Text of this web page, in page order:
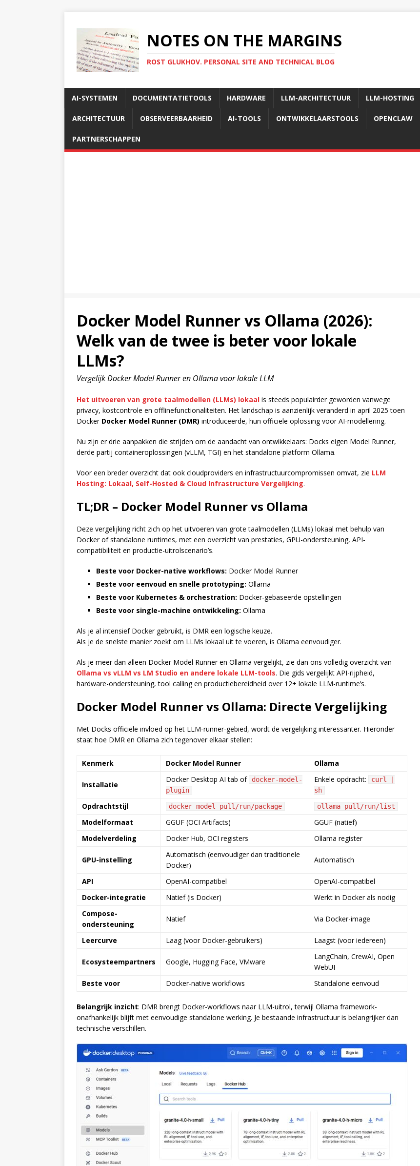
NOTES ON THE MARGINS
ROST GLUKHOV. PERSONAL SITE AND TECHNICAL BLOG
AI-SYSTEMEN DOCUMENTATIETOOLS HARDWARE LLM-ARCHITECTUUR LLM-HOSTING
ARCHITECTUUR OBSERVEERBAARHEID AI-TOOLS ONTWIKKELAARSTOOLS OPENCLAW
PARTNERSCHAPPEN
Docker Model Runner vs Ollama (2026):
Welk van de twee is beter voor lokale
LLMs?
Vergelijk Docker Model Runner en Ollama voor lokale LLM
Het uitvoeren van grote taalmodellen (LLMs) lokaal is steeds populairder geworden vanwege
privacy, kostcontrole en offlinefunctionaliteiten. Het landschap is aanzienlijk veranderd in april 2025 toen
Docker Docker Model Runner (DMR) introduceerde, hun officiële oplossing voor AI-modellering.
Nu zijn er drie aanpakken die strijden om de aandacht van ontwikkelaars: Docks eigen Model Runner,
derde partij containeroplossingen (vLLM, TGI) en het standalone platform Ollama.
Voor een breder overzicht dat ook cloudproviders en infrastructuurcompromissen omvat, zie LLM
Hosting: Lokaal, Self-Hosted & Cloud Infrastructure Vergelijking.
TL;DR – Docker Model Runner vs Ollama
Deze vergelijking richt zich op het uitvoeren van grote taalmodellen (LLMs) lokaal met behulp van
Docker of standalone runtimes, met een overzicht van prestaties, GPU-ondersteuning, API-
compatibiliteit en productie-uitrolscenario’s.
Beste voor Docker-native workflows: Docker Model Runner
Beste voor eenvoud en snelle prototyping: Ollama
Beste voor Kubernetes & orchestration: Docker-gebaseerde opstellingen
Beste voor single-machine ontwikkeling: Ollama
Als je al intensief Docker gebruikt, is DMR een logische keuze.
Als je de snelste manier zoekt om LLMs lokaal uit te voeren, is Ollama eenvoudiger.
Als je meer dan alleen Docker Model Runner en Ollama vergelijkt, zie dan ons volledig overzicht van
Ollama vs vLLM vs LM Studio en andere lokale LLM-tools. Die gids vergelijkt API-rijpheid,
hardware-ondersteuning, tool calling en productiebereidheid over 12+ lokale LLM-runtime’s.
Docker Model Runner vs Ollama: Directe Vergelijking
Met Docks officiële invloed op het LLM-runner-gebied, wordt de vergelijking interessanter. Hieronder
staat hoe DMR en Ollama zich tegenover elkaar stellen:
Kenmerk Docker Model Runner Ollama
Installatie
Docker Desktop AI tab of
docker-model-
plugin
Enkele opdracht:
curl |
sh
Opdrachtstijl docker model pull/run/package ollama pull/run/list
Modelformaat GGUF (OCI Artifacts)
GGUF (natief)
Modelverdeling
Docker Hub, OCI registers Ollama register
GPU-instelling
Automatisch (eenvoudiger dan traditionele
Docker)
Automatisch
API OpenAI-compatibel
OpenAI-compatibel
Docker-integratie
Natief (is Docker)
Werkt in Docker als nodig
Compose-
ondersteuning
Natief Via Docker-image
Leercurve Laag (voor Docker-gebruikers) Laagst (voor iedereen)
Ecosysteempartners Google, Hugging Face, VMware
LangChain, CrewAI, Open
WebUI
Beste voor
Docker-native workflows Standalone eenvoud
Belangrijk inzicht: DMR brengt Docker-workflows naar LLM-uitrol, terwijl Ollama framework-
onafhankelijk blijft met eenvoudige standalone werking. Je bestaande infrastructuur is belangrijker dan
technische verschillen.